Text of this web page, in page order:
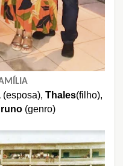
(esposa), Thales(filho),
(genro)